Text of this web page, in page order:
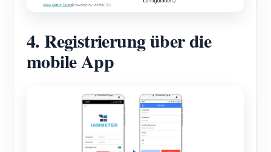
4. Registrierung über die
mobile App